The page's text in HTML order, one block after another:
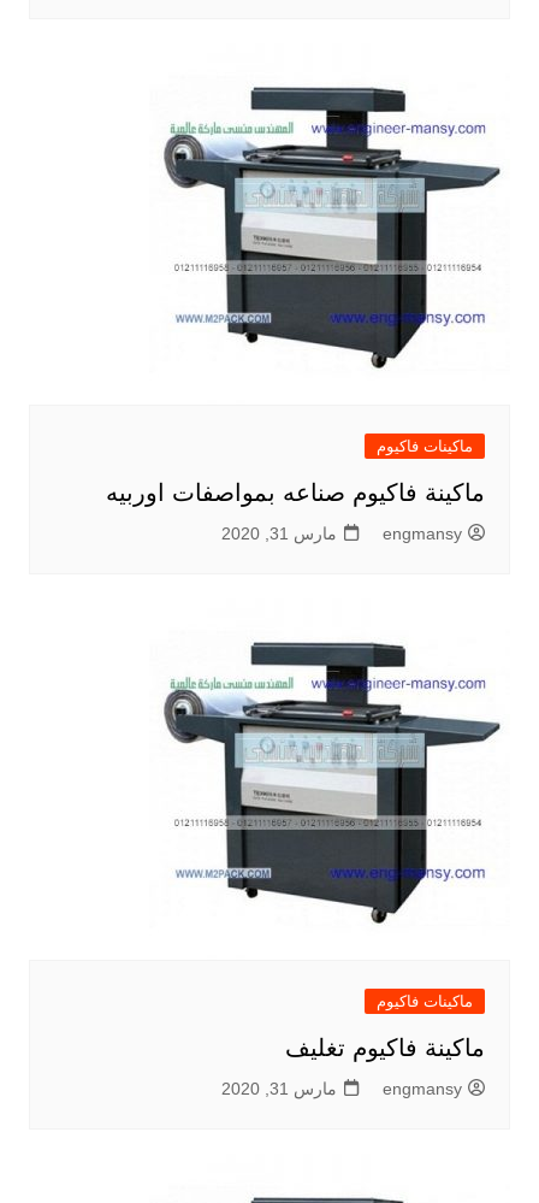
ماكينات فاكيوم
ماكينة فاكيوم صناعه بمواصفات اوربيه
engmansy مارس 31, 2020
ماكينات فاكيوم
ماكينة فاكيوم تغليف
engmansy مارس 31, 2020